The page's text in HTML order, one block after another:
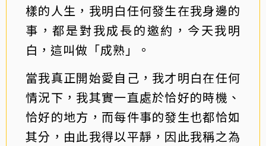
樣的人生，我明白任何發生在我身邊的
事，都是對我成長的邀約，今天我明
白，這叫做「成熟」。
當我真正開始愛自己，我才明白在任何
情況下，我其實一直處於恰好的時機、
恰好的地方，而每件事的發生也都恰如
其分，由此我得以平靜，因此我稱之為